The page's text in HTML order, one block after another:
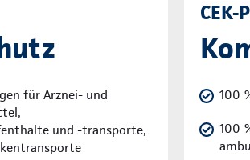
für Arznei- und
und -transporte,
CEK-
100
100